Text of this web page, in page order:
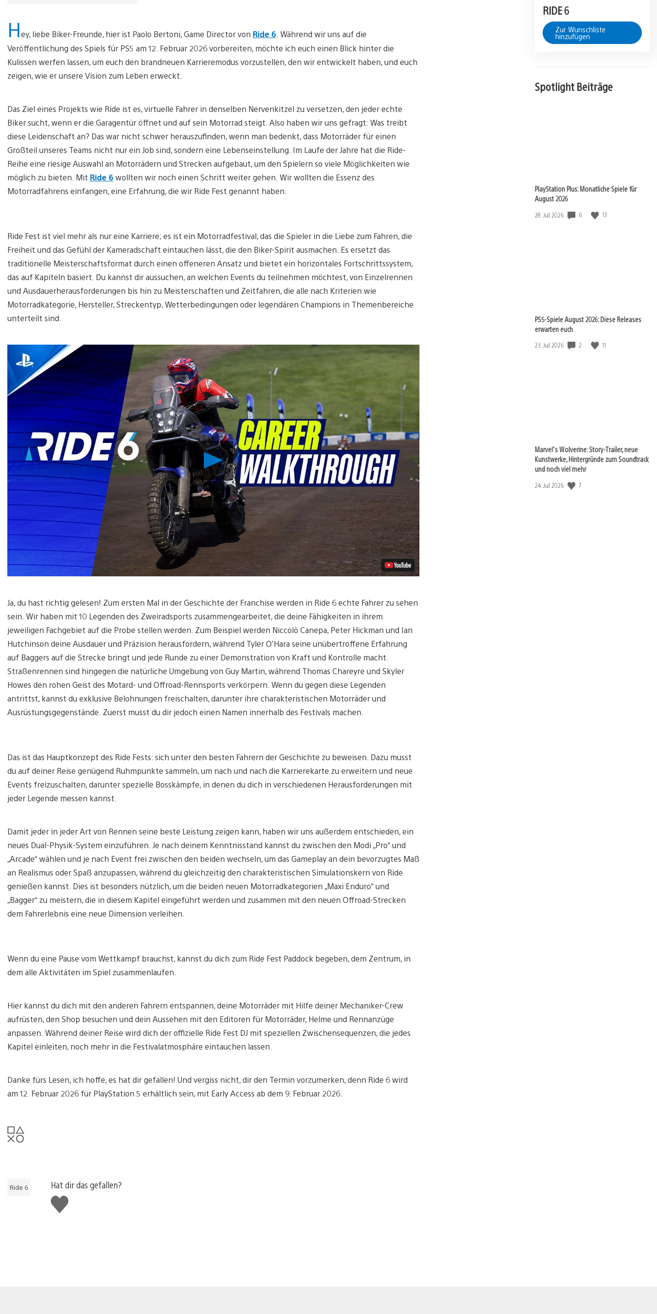
Hey, liebe Biker-Freunde, hier ist Paolo Bertoni, Game Director von Ride 6 . Während wir uns auf die
Veröffentlichung des Spiels für PS5 am 12. Februar 2026 vorbereiten, möchte ich euch einen Blick hinter die
Kulissen werfen lassen, um euch den brandneuen Karrieremodus vorzustellen, den wir entwickelt haben, und euch
zeigen, wie er unsere Vision zum Leben erweckt.
Das Ziel eines Projekts wie Ride ist es, virtuelle Fahrer in denselben Nervenkitzel zu versetzen, den jeder echte
Biker sucht, wenn er die Garagentür öffnet und auf sein Motorrad steigt. Also haben wir uns gefragt: Was treibt
diese Leidenschaft an? Das war nicht schwer herauszufinden, wenn man bedenkt, dass Motorräder für einen
Großteil unseres Teams nicht nur ein Job sind, sondern eine Lebenseinstellung. Im Laufe der Jahre hat die Ride-
Reihe eine riesige Auswahl an Motorrädern und Strecken aufgebaut, um den Spielern so viele Möglichkeiten wie
möglich zu bieten. Mit Ride 6wollten wir noch einen Schritt weiter gehen. Wir wollten die Essenz des
Motorradfahrens einfangen, eine Erfahrung, die wir Ride Fest genannt haben.
Ride Fest ist viel mehr als nur eine Karriere; es ist ein Motorradfestival, das die Spieler in die Liebe zum Fahren, die
Freiheit und das Gefühl der Kameradschaft eintauchen lässt, die den Biker-Spirit ausmachen. Es ersetzt das
traditionelle Meisterschaftsformat durch einen offeneren Ansatz und bietet ein horizontales Fortschrittssystem,
das auf Kapiteln basiert. Du kannst dir aussuchen, an welchen Events du teilnehmen möchtest, von Einzelrennen
und Ausdauerherausforderungen bis hin zu Meisterschaften und Zeitfahren, die alle nach Kriterien wie
Motorradkategorie, Hersteller, Streckentyp, Wetterbedingungen oder legendären Champions in Themenbereiche
unterteilt sind.
Video
abspielen
Ja, du hast richtig gelesen! Zum ersten Mal in der Geschichte der Franchise werden in Ride 6 echte Fahrer zu sehen
sein. Wir haben mit 10 Legenden des Zweiradsports zusammengearbeitet, die deine Fähigkeiten in ihrem
jeweiligen Fachgebiet auf die Probe stellen werden. Zum Beispiel werden Niccolò Canepa, Peter Hickman und Ian
Hutchinson deine Ausdauer und Präzision herausfordern, während Tyler O’Hara seine unübertroffene Erfahrung
auf Baggers auf die Strecke bringt und jede Runde zu einer Demonstration von Kraft und Kontrolle macht.
Straßenrennen sind hingegen die natürliche Umgebung von Guy Martin, während Thomas Chareyre und Skyler
Howes den rohen Geist des Motard- und Offroad-Rennsports verkörpern. Wenn du gegen diese Legenden
antrittst, kannst du exklusive Belohnungen freischalten, darunter ihre charakteristischen Motorräder und
Ausrüstungsgegenstände. Zuerst musst du dir jedoch einen Namen innerhalb des Festivals machen.
Das ist das Hauptkonzept des Ride Fests: sich unter den besten Fahrern der Geschichte zu beweisen. Dazu musst
du auf deiner Reise genügend Ruhmpunkte sammeln, um nach und nach die Karrierekarte zu erweitern und neue
Events freizuschalten, darunter spezielle Bosskämpfe, in denen du dich in verschiedenen Herausforderungen mit
jeder Legende messen kannst.
Damit jeder in jeder Art von Rennen seine beste Leistung zeigen kann, haben wir uns außerdem entschieden, ein
neues Dual-Physik-System einzuführen. Je nach deinem Kenntnisstand kannst du zwischen den Modi „Pro“ und
„Arcade“ wählen und je nach Event frei zwischen den beiden wechseln, um das Gameplay an dein bevorzugtes Maß
an Realismus oder Spaß anzupassen, während du gleichzeitig den charakteristischen Simulationskern von Ride
genießen kannst. Dies ist besonders nützlich, um die beiden neuen Motorradkategorien „Maxi Enduro“ und
„Bagger“ zu meistern, die in diesem Kapitel eingeführt werden und zusammen mit den neuen Offroad-Strecken
dem Fahrerlebnis eine neue Dimension verleihen.
Wenn du eine Pause vom Wettkampf brauchst, kannst du dich zum Ride Fest Paddock begeben, dem Zentrum, in
dem alle Aktivitäten im Spiel zusammenlaufen.
Hier kannst du dich mit den anderen Fahrern entspannen, deine Motorräder mit Hilfe deiner Mechaniker-Crew
aufrüsten, den Shop besuchen und dein Aussehen mit den Editoren für Motorräder, Helme und Rennanzüge
anpassen. Während deiner Reise wird dich der offizielle Ride Fest DJ mit speziellen Zwischensequenzen, die jedes
Kapitel einleiten, noch mehr in die Festivalatmosphäre eintauchen lassen.
Danke fürs Lesen, ich hoffe, es hat dir gefallen! Und vergiss nicht, dir den Termin vorzumerken, denn Ride 6 wird
am 12. Februar 2026 für PlayStation 5 erhältlich sein, mit Early Access ab dem 9. Februar 2026.
Ride 6
Hat dir das gefallen?
Gefällt
mir
RIDE 6
Zur Wunschliste
hinzufügen
Spotlight Beiträge
PlayStation Plus: Monatliche Spiele für
August 2026
Veröffentlichungsdatum:
28. Jul 2026 6 13
PS5-Spiele August 2026: Diese Releases
erwarten euch
Veröffentlichungsdatum:
23. Jul 2026 2 11
Marvel‘s Wolverine: Story-Trailer, neue
Kunstwerke, Hintergründe zum Soundtrack
und noch viel mehr
Veröffentlichungsdatum:
24. Jul 2026 7